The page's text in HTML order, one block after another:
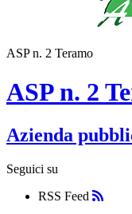
ASP n. 2 Teramo
ASP n. 2
Azienda
Seguici su
RSS Feed